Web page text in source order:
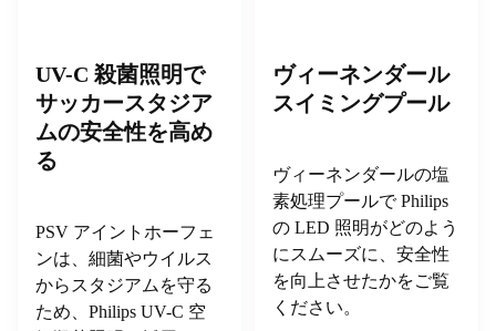
UV-C 殺菌照明で
サッカースタジア
ムの安全性を高め
る
PSV アイントホーフェ
ンは、細菌やウイルス
からスタジアムを守る
ため、Philips UV-C 空
ヴィーネンダール
スイミングプール
ヴィーネンダールの塩
素処理プールで Philips
の LED 照明がどのよう
にスムーズに、安全性
を向上させたかをご覧
ください。